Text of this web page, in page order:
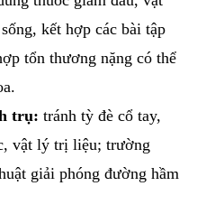
kết hợp các bài tập
tổn thương nặng có thể
trụ: tránh tỳ đè cổ tay,
vật lý trị liệu; trường
giải phóng đường hầm